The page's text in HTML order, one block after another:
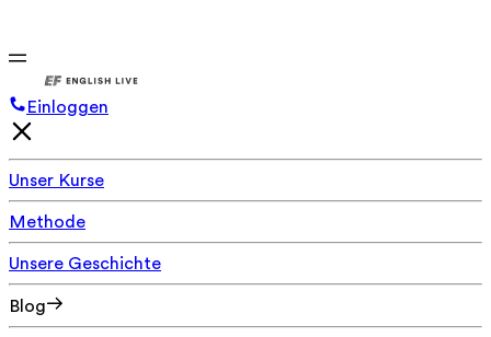
Einloggen
Unser Kurse
Methode
Unsere Geschichte
Blog